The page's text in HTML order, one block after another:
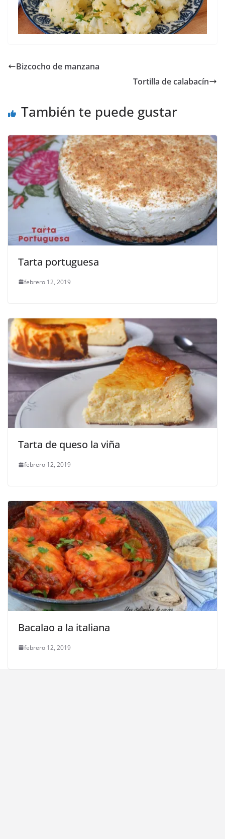
Bizcocho de manzana
Tortilla de calabacín
También te puede gustar
Tarta portuguesa
febrero 12, 2019
Tarta de queso la viña
febrero 12, 2019
Bacalao a la italiana
febrero 12, 2019